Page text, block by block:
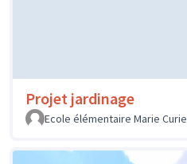
Projet jardinage
Ecole élémentaire Marie Curie